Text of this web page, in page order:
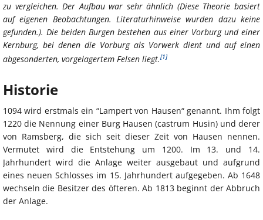
zu vergleichen. Der Aufbau war sehr ähnlich (Diese Theorie basiert
auf eigenen Beobachtungen. Literaturhinweise wurden dazu keine
gefunden.). Die beiden Burgen bestehen aus einer Vorburg und einer
Kernburg, bei denen die Vorburg als Vorwerk dient und auf einen
abgesonderten, vorgelagertem Felsen liegt.[1]
Historie
1094 wird erstmals ein “Lampert von Hausen“ genannt. Ihm folgt
1220 die Nennung einer Burg Hausen (castrum Husin) und derer
von Ramsberg, die sich seit dieser Zeit von Hausen nennen.
Vermutet wird die Entstehung um 1200. Im 13. und 14.
Jahrhundert wird die Anlage weiter ausgebaut und aufgrund
eines neuen Schlosses im 15. Jahrhundert aufgegeben. Ab 1648
wechseln die Besitzer des öfteren. Ab 1813 beginnt der Abbruch
der Anlage.